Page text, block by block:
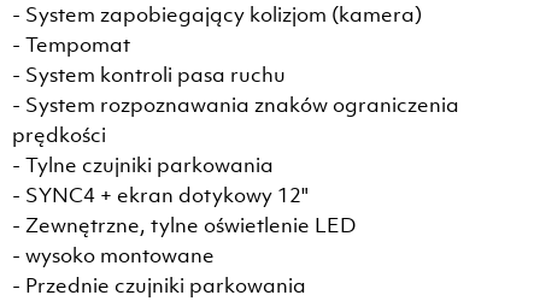
- System zapobiegający kolizjom (kamera)
- Tempomat
- System kontroli pasa ruchu
- System rozpoznawania znaków ograniczenia
prędkości
- Tylne czujniki parkowania
- SYNC4 + ekran dotykowy 12"
- Zewnętrzne, tylne oświetlenie LED
- wysoko montowane
- Przednie czujniki parkowania